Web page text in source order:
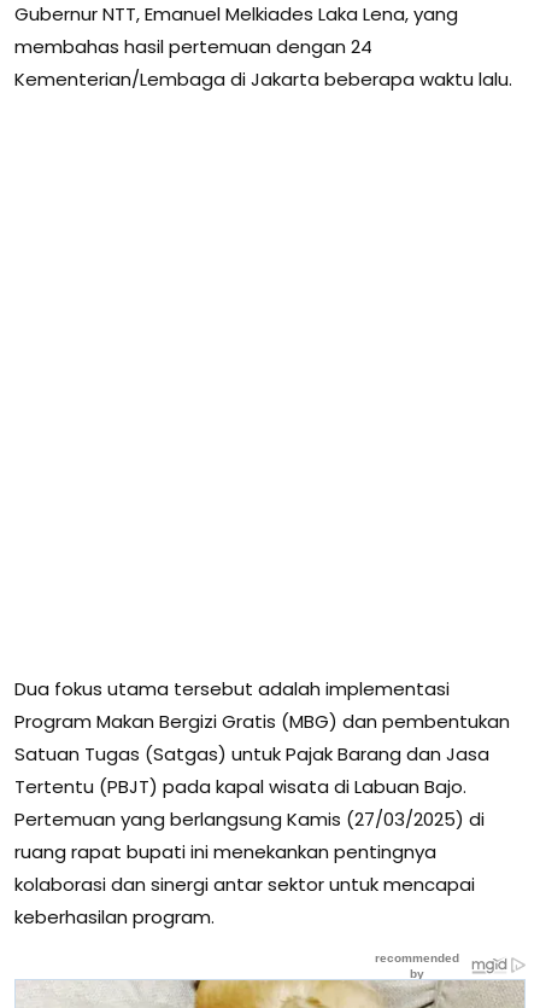
Gubernur NTT, Emanuel Melkiades Laka Lena, yang
membahas hasil pertemuan dengan 24
Kementerian/Lembaga di Jakarta beberapa waktu lalu.
Dua fokus utama tersebut adalah implementasi
Program Makan Bergizi Gratis (MBG) dan pembentukan
Satuan Tugas (Satgas) untuk Pajak Barang dan Jasa
Tertentu (PBJT) pada kapal wisata di Labuan Bajo.
Pertemuan yang berlangsung Kamis (27/03/2025) di
ruang rapat bupati ini menekankan pentingnya
kolaborasi dan sinergi antar sektor untuk mencapai
keberhasilan program.